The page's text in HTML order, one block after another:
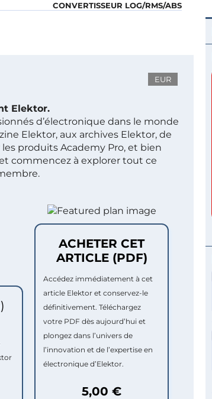
CONVERTISSEUR LOG/RMS/ABS
EUR
Elektor.
d’électronique dans le monde
Elektor, aux archives Elektor, de
produits Academy Pro, et bien
commencez à explorer tout ce
ACHETER CET
ARTICLE (PDF)
Accédez immédiatement à cet
article Elektor et conservez-le
définitivement. Téléchargez
votre PDF dès aujourd’hui et
plongez dans l’univers de
l’innovation et de l’expertise en
électronique d’Elektor.
5,00 €